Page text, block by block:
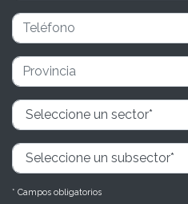
* Campos obligatorios